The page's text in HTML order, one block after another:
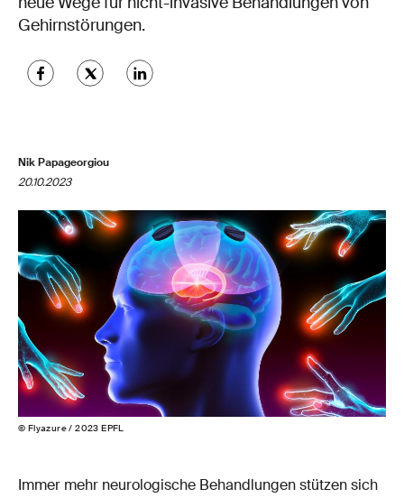
Gehirnstörungen.
Nik Papageorgiou
20.10.2023
© Flyazure / 2023 EPFL
Immer mehr neurologische Behandlungen stützen sich